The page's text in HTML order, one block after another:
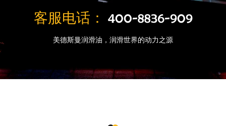
客服电话： 400-8836-909
美德斯曼润滑油，润滑世界的动力之源